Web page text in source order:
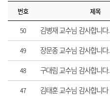
번호 제목
50 김병재 교수님 감사합니다.
49 장문종 교수님 감사합니다.
48 구대림 교수님 감사합니다.
47 김태훈 교수님 감사합니다